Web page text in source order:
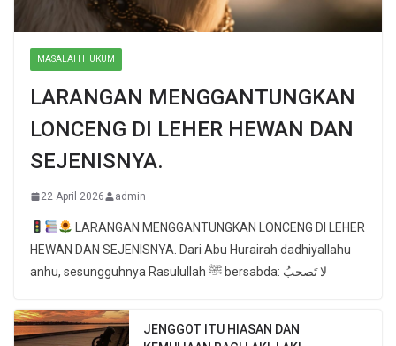
MASALAH HUKUM
LARANGAN MENGGANTUNGKAN
LONCENG DI LEHER HEWAN DAN
SEJENISNYA.
22 April 2026 admin
LARANGAN MENGGANTUNGKAN LONCENG DI LEHER
HEWAN DAN SEJENISNYA. Dari Abu Hurairah dadhiyallahu
anhu, sesungguhnya Rasulullah ﷺ bersabda: لا تَصحبُ
JENGGOT ITU HIASAN DAN